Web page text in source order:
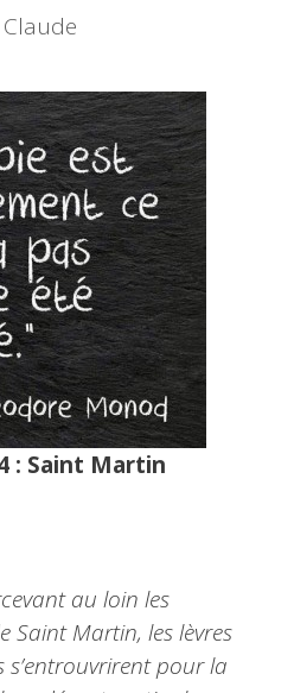
Claude
: Saint Martin
au loin les
Saint Martin, les lèvres
s’entrouvrirent pour la